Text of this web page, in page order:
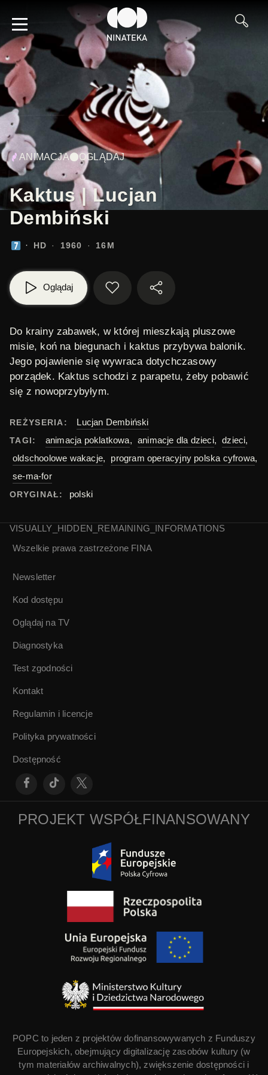
ANIMACJA OGLĄDAJ
Kaktus | Lucjan
Dembiński
HD 1960 16M
Oglądaj
Do krainy zabawek, w której mieszkają pluszowe
misie, koń na biegunach i kaktus przybywa balonik.
Jego pojawienie się wywraca dotychczasowy
porządek. Kaktus schodzi z parapetu, żeby pobawić
się z nowoprzybyłym.
REŻYSERIA: Lucjan Dembiński
TAGI: animacja poklatkowa, animacje dla dzieci, dzieci,
oldschoolowe wakacje, program operacyjny polska cyfrowa,
se-ma-for
ORYGINAŁ: polski
VISUALLY_HIDDEN_REMAINING_INFORMATIONS
Wszelkie prawa zastrzeżone FINA
Newsletter
Kod dostępu
Oglądaj na TV
Diagnostyka
Test zgodności
Kontakt
Regulamin i licencje
Polityka prywatności
Dostępność
PROJEKT WSPÓŁFINANSOWANY
POPC to jeden z projektów dofinansowywanych z Funduszy
Europejskich, obejmujący digitalizację zasobów kultury (w
tym materiałów archiwalnych), zwiększenie dostępności i